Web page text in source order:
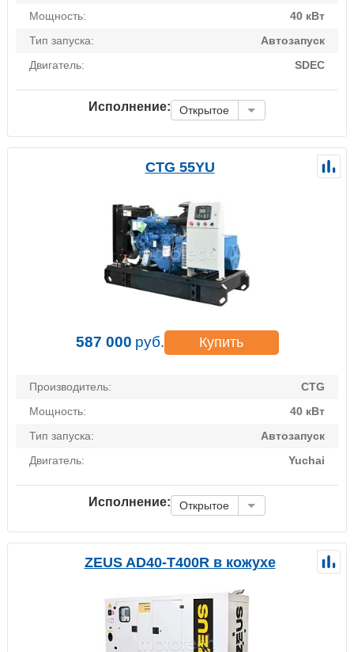
Мощность:
40 кВт
Тип запуска:
Автозапуск
Двигатель:
SDEC
Исполнение: Открытое
CTG 55YU
587 000 руб. Купить
Производитель:
CTG
Мощность:
40 кВт
Тип запуска:
Автозапуск
Двигатель:
Yuchai
Исполнение: Открытое
ZEUS AD40-T400R в кожухе